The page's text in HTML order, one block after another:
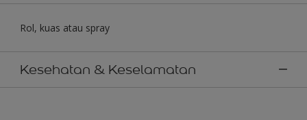
Rol, kuas atau spray
Kesehatan & Keselamatan